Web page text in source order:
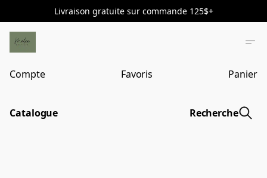
Livraison gratuite sur commande 125$+
Compte Favoris Panier
Catalogue Recherche